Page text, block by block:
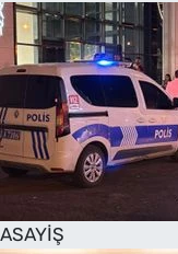
ASAYİŞ